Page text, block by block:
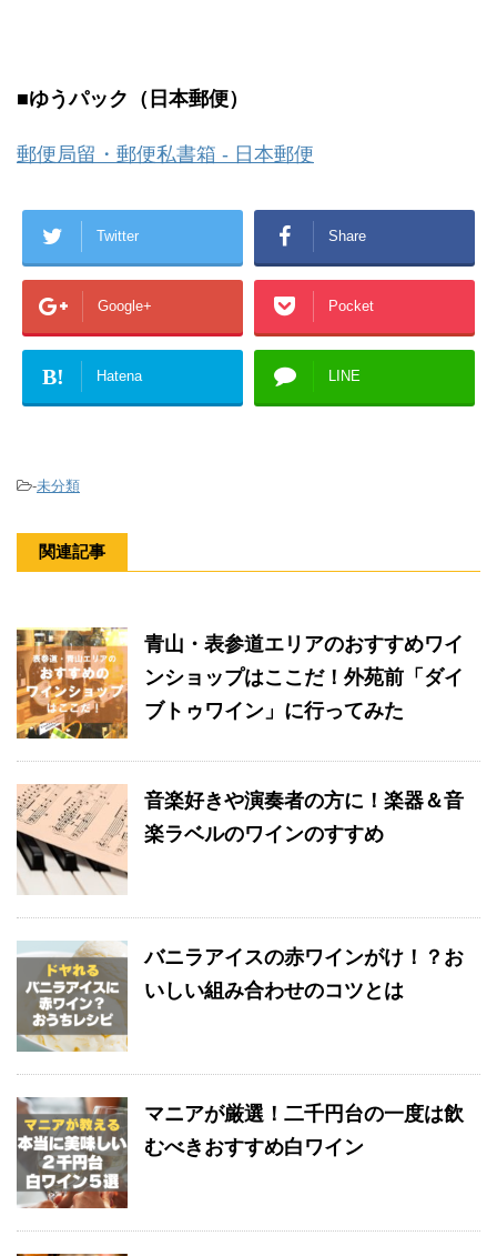
■ゆうパック（日本郵便）
郵便局留・郵便私書箱 - 日本郵便
Twitter Share
Google+ Pocket
B! Hatena LINE
-未分類
関連記事
青山・表参道エリアのおすすめワイ
ンショップはここだ！外苑前「ダイ
ブトゥワイン」に行ってみた
音楽好きや演奏者の方に！楽器＆音
楽ラベルのワインのすすめ
バニラアイスの赤ワインがけ！？お
いしい組み合わせのコツとは
マニアが厳選！二千円台の一度は飲
むべきおすすめ白ワイン